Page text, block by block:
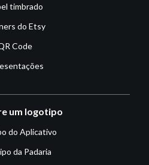
timbrado
do Etsy
Code
um logotipo
do Aplicativo
da Padaria